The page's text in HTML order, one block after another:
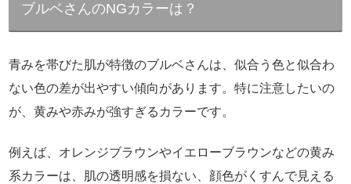
ブルベさんのNGカラーは？
青みを帯びた肌が特徴のブルベさんは、似合う色と似合わ
ない色の差が出やすい傾向があります。特に注意したいの
が、黄みや赤みが強すぎるカラーです。
例えば、オレンジブラウンやイエローブラウンなどの黄み
系カラーは、肌の透明感を損ない、顔色がくすんで見える